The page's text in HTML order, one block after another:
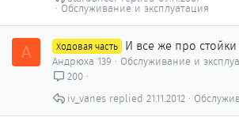
Обслуживание и эксплуатация
А Ходовая часть И все же про стойки
Андрюха 139
Обслуживание и
200
21.11.2012
iv_vanes